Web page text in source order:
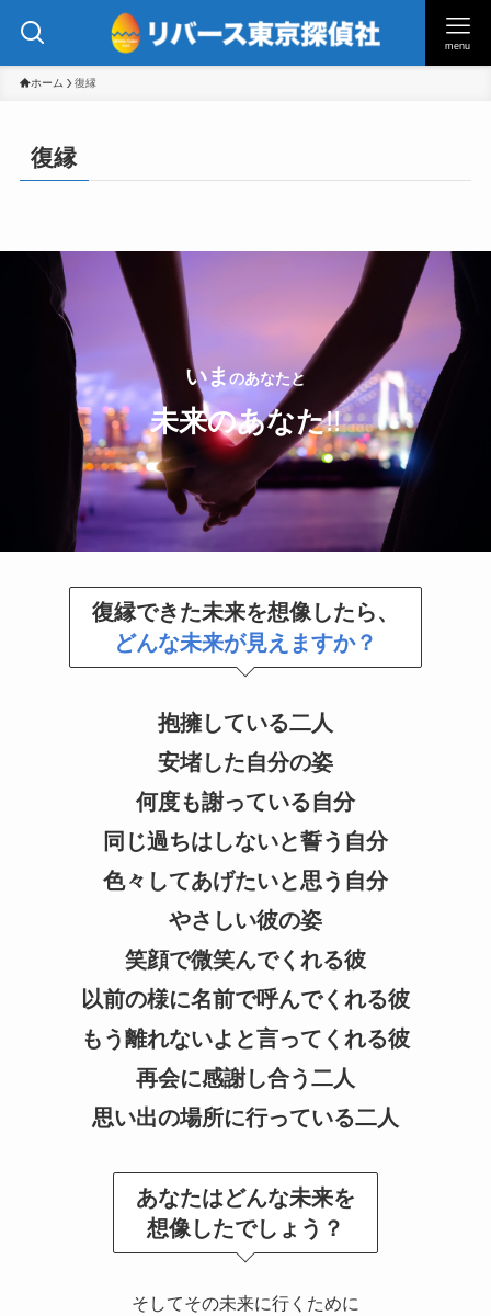
menu
ホーム 復縁
復縁
いまのあなたと
未来のあなた!!
復縁できた未来を想像したら、
どんな未来が見えますか？
抱擁している二人
安堵した自分の姿
何度も謝っている自分
同じ過ちはしないと誓う自分
色々してあげたいと思う自分
やさしい彼の姿
笑顔で微笑んでくれる彼
以前の様に名前で呼んでくれる彼
もう離れないよと言ってくれる彼
再会に感謝し合う二人
思い出の場所に行っている二人
あなたはどんな未来を
想像したでしょう？
そしてその未来に行くために